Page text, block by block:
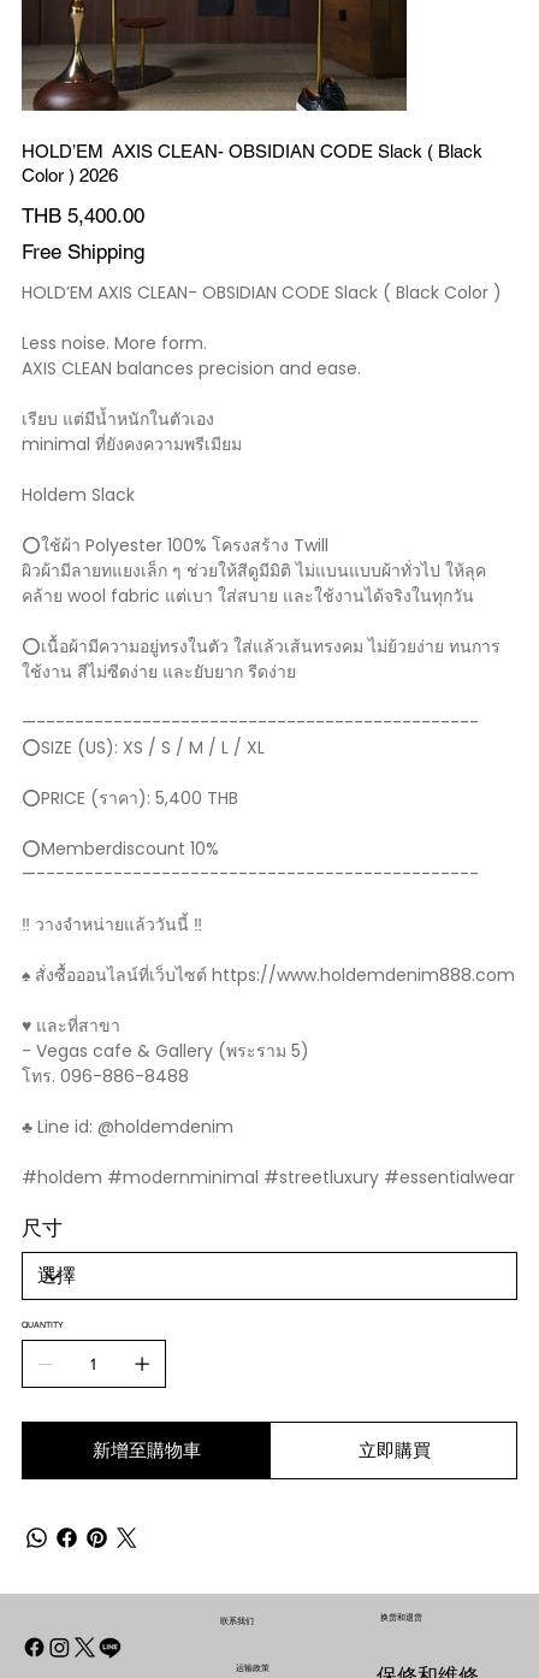
HOLD’EM AXIS CLEAN- OBSIDIAN CODE Slack ( Black
Color ) 2026
價
格
THB 5,400.00
Free Shipping
HOLD’EM AXIS CLEAN- OBSIDIAN CODE Slack ( Black Color )
Less noise. More form.
AXIS CLEAN balances precision and ease.
เรียบ แต่มีน้ำหนักในตัวเอง
minimal ที่ยังคงความพรีเมียม
Holdem Slack
⭕️ใช้ผ้า Polyester 100% โครงสร้าง Twill
ผิวผ้ามีลายทแยงเล็ก ๆ ช่วยให้สีดูมีมิติ ไม่แบนแบบผ้าทั่วไป ให้ลุค
คล้าย wool fabric แต่เบา ใส่สบาย และใช้งานได้จริงในทุกวัน
⭕️เนื้อผ้ามีความอยู่ทรงในตัว ใส่แล้วเส้นทรงคม ไม่ย้วยง่าย ทนการ
ใช้งาน สีไม่ซีดง่าย และยับยาก รีดง่าย
—----------------------------------------------
⭕️SIZE (US): XS / S / M / L / XL
⭕️PRICE (ราคา): 5,400 THB
⭕️Memberdiscount 10%
—----------------------------------------------
‼️ วางจำหน่ายแล้ววันนี้ ‼️
♠️ สั่งซื้อออนไลน์ที่เว็บไซต์ https://www.holdemdenim888.com
♥️ และที่สาขา
- Vegas cafe & Gallery (พระราม 5)
โทร. 096-886-8488
♣️ Line id: @holdemdenim
#holdem #modernminimal #streetluxury #essentialwear
尺寸
QUANTITY
新增至購物車 立即購買
换货和退货
联系我们
运输政策